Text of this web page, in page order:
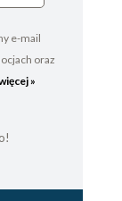
e-mail
oraz
»